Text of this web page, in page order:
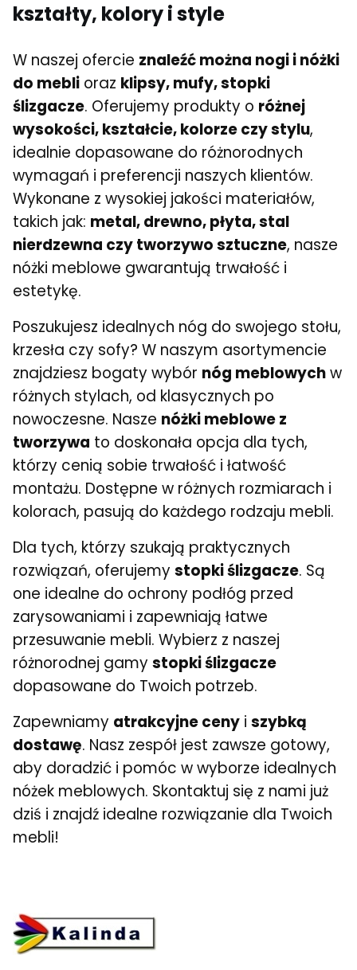
kształty, kolory i style
W naszej ofercie znaleźć można nogi i nóżki
do mebli oraz klipsy, mufy, stopki
ślizgacze. Oferujemy produkty o różnej
wysokości, kształcie, kolorze czy stylu,
idealnie dopasowane do różnorodnych
wymagań i preferencji naszych klientów.
Wykonane z wysokiej jakości materiałów,
takich jak: metal, drewno, płyta, stal
nierdzewna czy tworzywo sztuczne, nasze
nóżki meblowe gwarantują trwałość i
estetykę.
Poszukujesz idealnych nóg do swojego stołu,
krzesła czy sofy? W naszym asortymencie
znajdziesz bogaty wybór nóg meblowychw
różnych stylach, od klasycznych po
nowoczesne. Nasze nóżki meblowe z
tworzywa to doskonała opcja dla tych,
którzy cenią sobie trwałość i łatwość
montażu. Dostępne w różnych rozmiarach i
kolorach, pasują do każdego rodzaju mebli.
Dla tych, którzy szukają praktycznych
rozwiązań, oferujemy stopki ślizgacze. Są
one idealne do ochrony podłóg przed
zarysowaniami i zapewniają łatwe
przesuwanie mebli. Wybierz z naszej
różnorodnej gamy stopki ślizgacze
dopasowane do Twoich potrzeb.
Zapewniamy atrakcyjne ceny i szybką
dostawę. Nasz zespół jest zawsze gotowy,
aby doradzić i pomóc w wyborze idealnych
nóżek meblowych. Skontaktuj się z nami już
dziś i znajdź idealne rozwiązanie dla Twoich
mebli!